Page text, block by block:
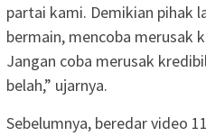
partai kami. Demikian pihak
bermain, mencoba merusak
Jangan coba merusak
belah,” ujarnya.
Sebelumnya, beredar video